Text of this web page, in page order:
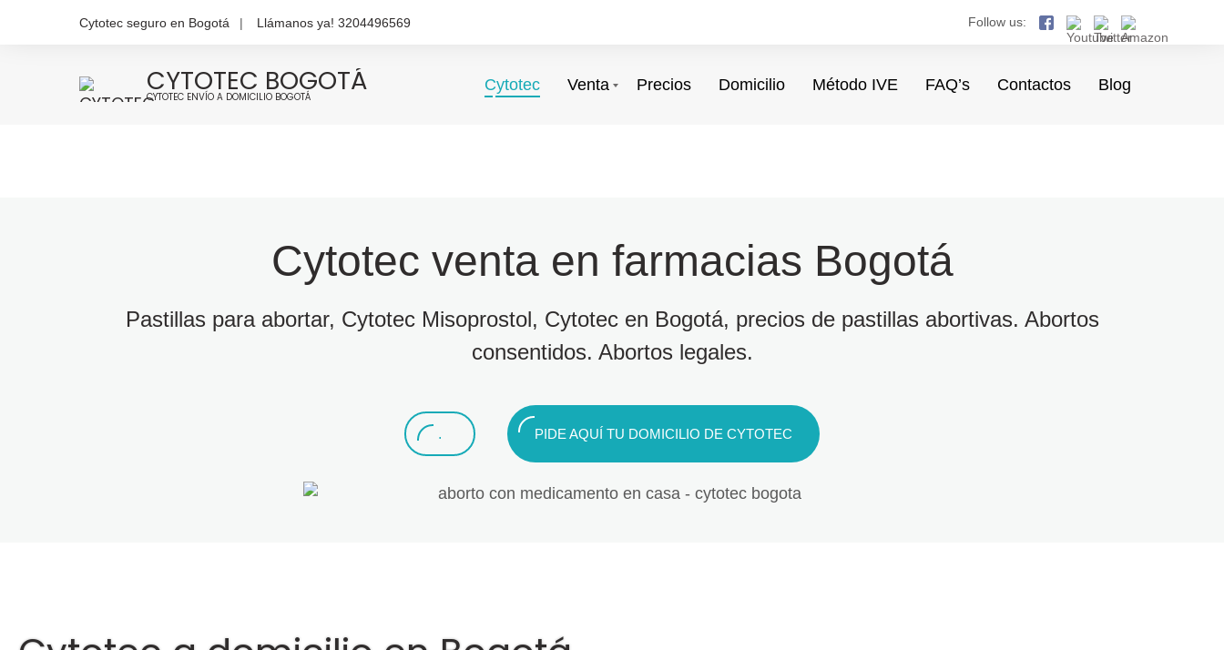
Cytotec seguro en Bogotá Llámanos ya! 3204496569 Follow us:
CYTOTEC BOGOTÁ
CYTOTEC ENVÍO A DOMICILIO BOGOTÁ
Cytotec Venta Precios Domicilio Método IVE FAQ’s Contactos Blog
Cytotec venta en farmacias Bogotá
Pastillas para abortar, Cytotec Misoprostol, Cytotec en Bogotá, precios de pastillas abortivas. Abortos
consentidos. Abortos legales.
. PIDE AQUÍ TU DOMICILIO DE CYTOTEC